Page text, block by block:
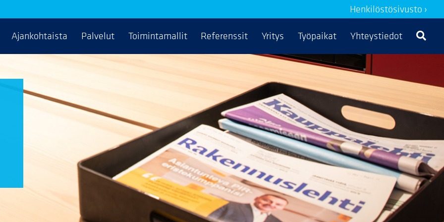
Henkilöstösivusto ›
Ajankohtaista Palvelut Toimintamallit Referenssit Yritys Työpaikat Yhteystiedot